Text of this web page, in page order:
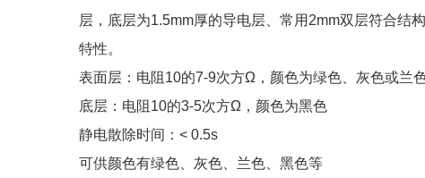
层，底层为1.5mm厚的导电层、常用2mm双层符合结
特性。
表面层：电阻10的7-9次方Ω，颜色为绿色、灰色或兰
底层：电阻10的3-5次方Ω，颜色为黑色
静电散除时间：< 0.5s
可供颜色有绿色、灰色、兰色、黑色等